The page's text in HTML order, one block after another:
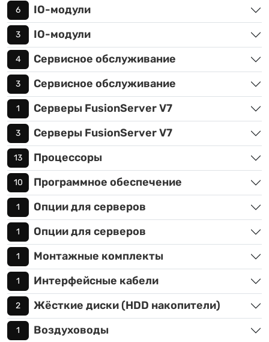
6 IO-модули
3 IO-модули
4 Сервисное обслуживание
3 Сервисное обслуживание
1 Серверы FusionServer V7
3 Серверы FusionServer V7
13 Процессоры
10 Программное обеспечение
1 Опции для серверов
1 Опции для серверов
1 Монтажные комплекты
1 Интерфейсные кабели
2 Жёсткие диски (HDD накопители)
1 Воздуховоды